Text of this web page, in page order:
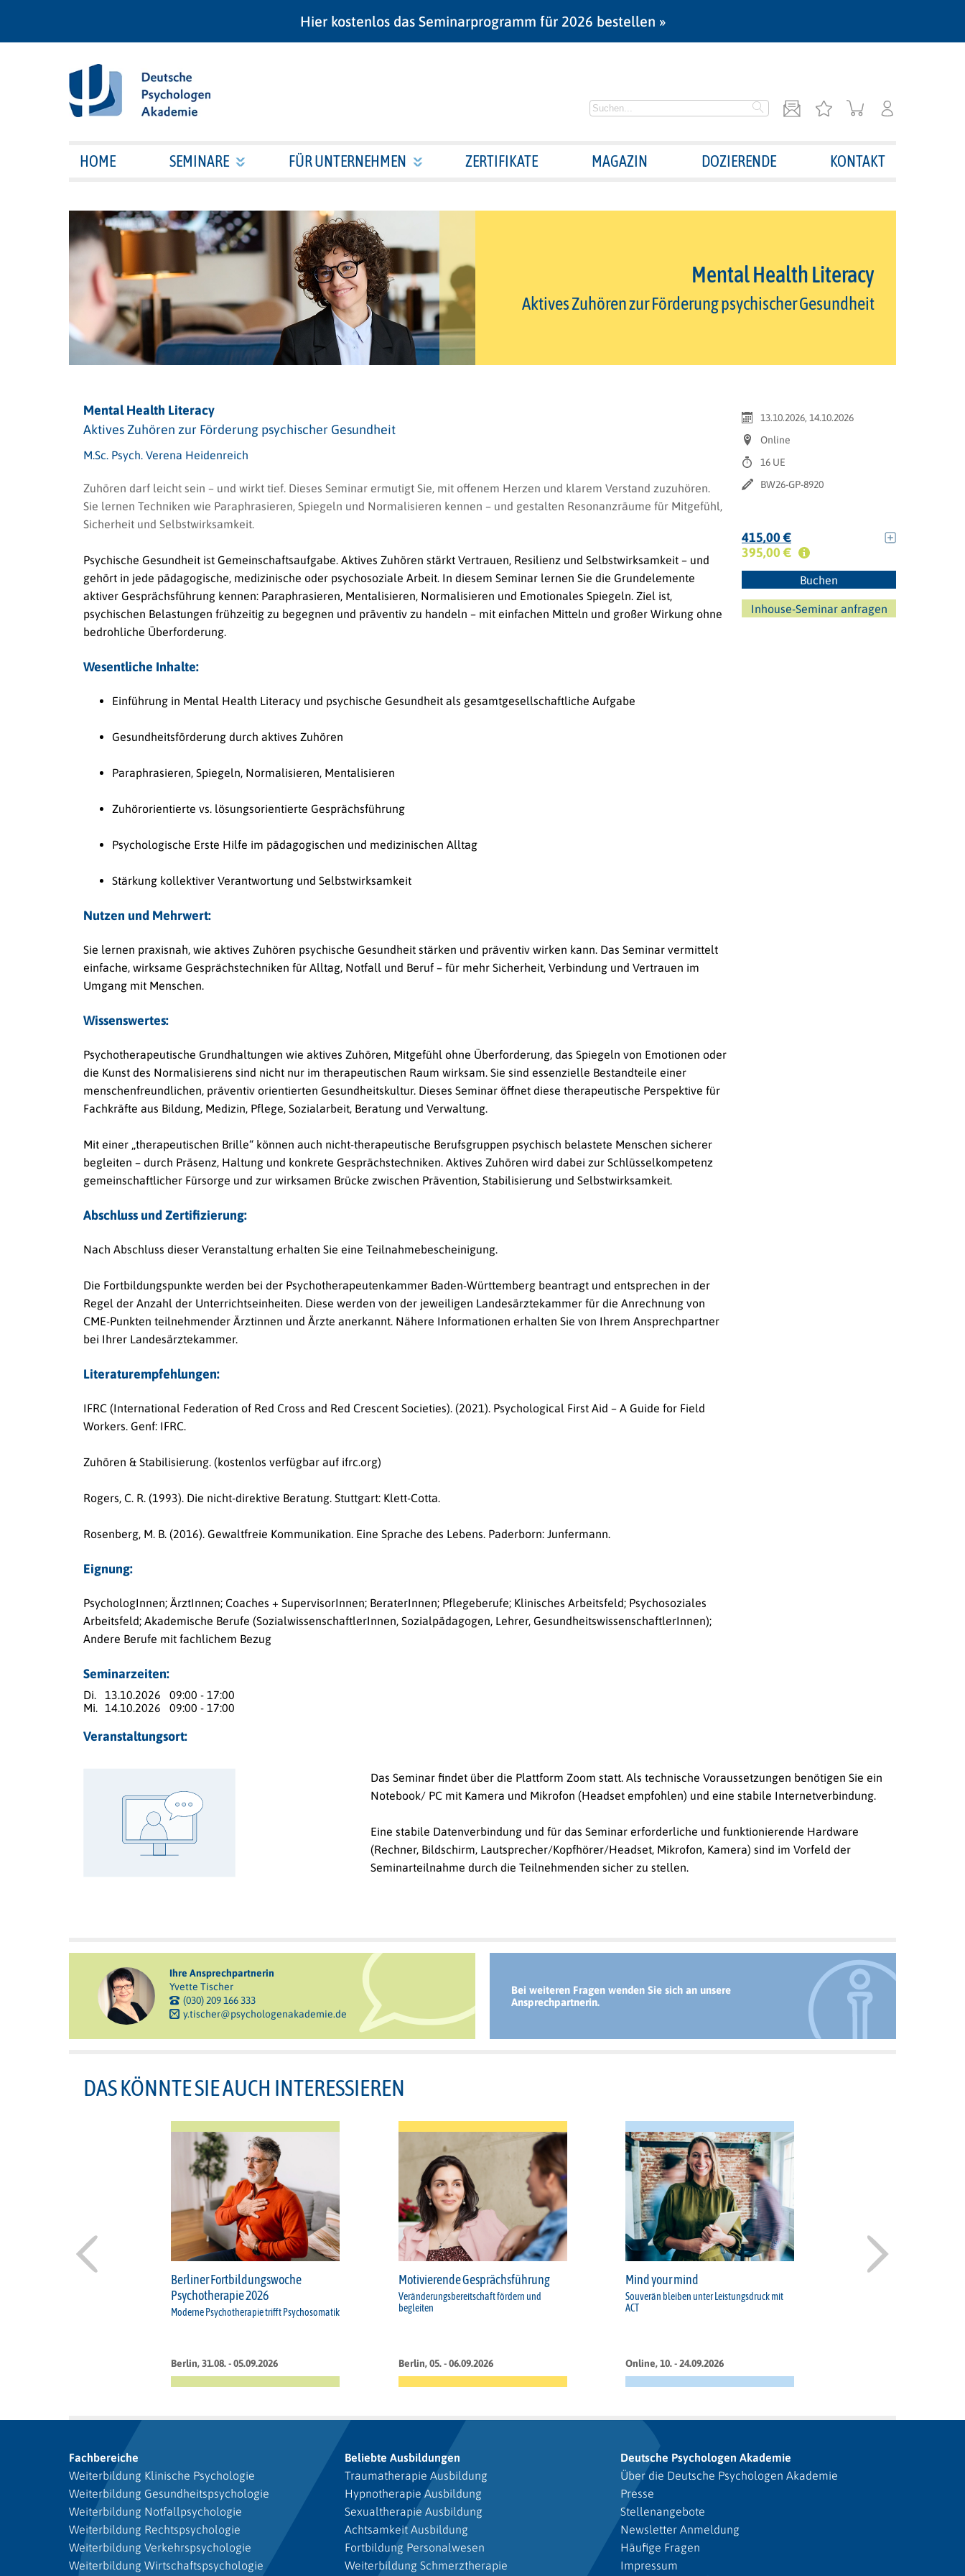
Hier kostenlos das Seminarprogramm für 2026 bestellen »
HOME SEMINARE FÜR UNTERNEHMEN ZERTIFIKATE MAGAZIN DOZIERENDE KONTAKT
Mental Health Literacy
Aktives Zuhören zur Förderung psychischer Gesundheit
Mental Health Literacy
Aktives Zuhören zur Förderung psychischer Gesundheit
M.Sc. Psych. Verena Heidenreich
Zuhören darf leicht sein – und wirkt tief. Dieses Seminar ermutigt Sie, mit offenem Herzen und klarem Verstand zuzuhören.
Sie lernen Techniken wie Paraphrasieren, Spiegeln und Normalisieren kennen – und gestalten Resonanzräume für Mitgefühl,
Sicherheit und Selbstwirksamkeit.
Psychische Gesundheit ist Gemeinschaftsaufgabe. Aktives Zuhören stärkt Vertrauen, Resilienz und Selbstwirksamkeit – und
gehört in jede pädagogische, medizinische oder psychosoziale Arbeit. In diesem Seminar lernen Sie die Grundelemente
aktiver Gesprächsführung kennen: Paraphrasieren, Mentalisieren, Normalisieren und Emotionales Spiegeln. Ziel ist,
psychischen Belastungen frühzeitig zu begegnen und präventiv zu handeln – mit einfachen Mitteln und großer Wirkung ohne
bedrohliche Überforderung.
Wesentliche Inhalte:
Einführung in Mental Health Literacy und psychische Gesundheit als gesamtgesellschaftliche Aufgabe
Gesundheitsförderung durch aktives Zuhören
Paraphrasieren, Spiegeln, Normalisieren, Mentalisieren
Zuhörorientierte vs. lösungsorientierte Gesprächsführung
Psychologische Erste Hilfe im pädagogischen und medizinischen Alltag
Stärkung kollektiver Verantwortung und Selbstwirksamkeit
Nutzen und Mehrwert:
Sie lernen praxisnah, wie aktives Zuhören psychische Gesundheit stärken und präventiv wirken kann. Das Seminar vermittelt
einfache, wirksame Gesprächstechniken für Alltag, Notfall und Beruf – für mehr Sicherheit, Verbindung und Vertrauen im
Umgang mit Menschen.
Wissenswertes:
Psychotherapeutische Grundhaltungen wie aktives Zuhören, Mitgefühl ohne Überforderung, das Spiegeln von Emotionen oder
die Kunst des Normalisierens sind nicht nur im therapeutischen Raum wirksam. Sie sind essenzielle Bestandteile einer
menschenfreundlichen, präventiv orientierten Gesundheitskultur. Dieses Seminar öffnet diese therapeutische Perspektive für
Fachkräfte aus Bildung, Medizin, Pflege, Sozialarbeit, Beratung und Verwaltung.
Mit einer „therapeutischen Brille“ können auch nicht-therapeutische Berufsgruppen psychisch belastete Menschen sicherer
begleiten – durch Präsenz, Haltung und konkrete Gesprächstechniken. Aktives Zuhören wird dabei zur Schlüsselkompetenz
gemeinschaftlicher Fürsorge und zur wirksamen Brücke zwischen Prävention, Stabilisierung und Selbstwirksamkeit.
Abschluss und Zertifizierung:
Nach Abschluss dieser Veranstaltung erhalten Sie eine Teilnahmebescheinigung.
Die Fortbildungspunkte werden bei der Psychotherapeutenkammer Baden-Württemberg beantragt und entsprechen in der
Regel der Anzahl der Unterrichtseinheiten. Diese werden von der jeweiligen Landesärztekammer für die Anrechnung von
CME-Punkten teilnehmender Ärztinnen und Ärzte anerkannt. Nähere Informationen erhalten Sie von Ihrem Ansprechpartner
bei Ihrer Landesärztekammer.
Literaturempfehlungen:
IFRC (International Federation of Red Cross and Red Crescent Societies). (2021). Psychological First Aid – A Guide for Field
Workers. Genf: IFRC.
Zuhören & Stabilisierung. (kostenlos verfügbar auf ifrc.org)
Rogers, C. R. (1993). Die nicht-direktive Beratung. Stuttgart: Klett-Cotta.
Rosenberg, M. B. (2016). Gewaltfreie Kommunikation. Eine Sprache des Lebens. Paderborn: Junfermann.
Eignung:
PsychologInnen; ÄrztInnen; Coaches + SupervisorInnen; BeraterInnen; Pflegeberufe; Klinisches Arbeitsfeld; Psychosoziales
Arbeitsfeld; Akademische Berufe (SozialwissenschaftlerInnen, Sozialpädagogen, Lehrer, GesundheitswissenschaftlerInnen);
Andere Berufe mit fachlichem Bezug
Seminarzeiten:
Di. 13.10.2026
09:00 - 17:00
Mi. 14.10.2026 09:00 - 17:00
13.10.2026, 14.10.2026
Online
16 UE
BW26-GP-8920
415,00 €
395,00 €
Buchen
Inhouse-Seminar anfragen
Veranstaltungsort:
Das Seminar findet über die Plattform Zoom statt. Als technische Voraussetzungen benötigen Sie ein
Notebook/ PC mit Kamera und Mikrofon (Headset empfohlen) und eine stabile Internetverbindung.
Eine stabile Datenverbindung und für das Seminar erforderliche und funktionierende Hardware
(Rechner, Bildschirm, Lautsprecher/Kopfhörer/Headset, Mikrofon, Kamera) sind im Vorfeld der
Seminarteilnahme durch die Teilnehmenden sicher zu stellen.
Ihre Ansprechpartnerin
Yvette Tischer
(030) 209 166 333
y.tischer@psychologenakademie.de
Bei weiteren Fragen wenden Sie sich an unsere
Ansprechpartnerin.
DAS KÖNNTE SIE AUCH INTERESSIEREN
Berliner Fortbildungswoche
Psychotherapie 2026
Moderne Psychotherapie trifft Psychosomatik
Berlin, 31.08. - 05.09.2026
Motivierende Gesprächsführung
Veränderungsbereitschaft fördern und
begleiten
Berlin, 05. - 06.09.2026
Mind your mind
Souverän bleiben unter Leistungsdruck mit
ACT
Online, 10. - 24.09.2026
Fachbereiche
Weiterbildung Klinische Psychologie
Weiterbildung Gesundheitspsychologie
Weiterbildung Notfallpsychologie
Weiterbildung Rechtspsychologie
Weiterbildung Verkehrspsychologie
Weiterbildung Wirtschaftspsychologie
Beliebte Ausbildungen
Traumatherapie Ausbildung
Hypnotherapie Ausbildung
Sexualtherapie Ausbildung
Achtsamkeit Ausbildung
Fortbildung Personalwesen
Weiterbildung Schmerztherapie
Deutsche Psychologen Akademie
Über die Deutsche Psychologen Akademie
Presse
Stellenangebote
Newsletter Anmeldung
Häufige Fragen
Impressum